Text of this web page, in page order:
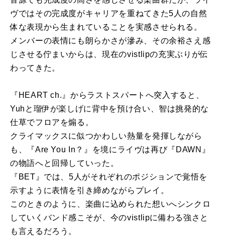
ヴではその完成度がキャリアを重ねてきた5人の自然
体な表現から生まれていることを実感させられる。
メンバーの表情にも朗らかさが滲み、その余裕さえ感
じさせる佇まいからは、現在のvistlipの充実ぶりが伝
わってきた。
『HEART ch.』からラストスパートへ突入すると、
Yuhと瑠伊が楽しげに背中を預け合い、智は挑発的な
仕草でフロアを煽る。
クライマックスに似つかわしい熱量を発揮しながら
も、『Are You In？』を境にライヴは再び『DAWN』
の物語へと回帰していった。
『BET』では、5人がそれぞれのポジションで覚悟を
示すように表情を引き締めながらプレイ。
このときのように、楽曲に込められた想いへシンクロ
していくバンド感こそが、今のvistlipに備わる強さと
も言えるだろう。